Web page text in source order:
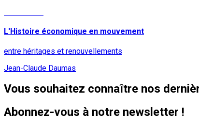
L'Histoire économique en mouvement
entre héritages et renouvellements
Jean-Claude Daumas
Vous souhaitez connaître nos
Abonnez-vous à notre newsletter !